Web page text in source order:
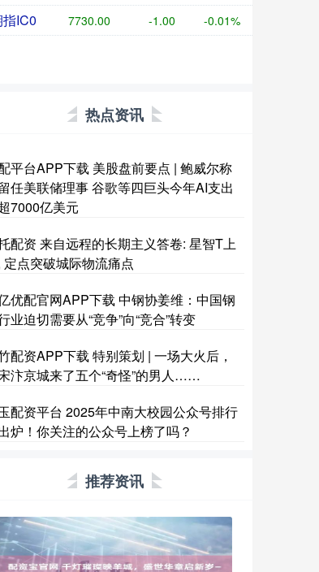
IC0 7730.00 -1.00 -0.01%
热点资讯
平台APP下载 美股盘前要点 | 鲍威尔称
任美联储理事 谷歌等四巨头今年AI支出
7000亿美元
配资 来自远程的长期主义答卷: 星智T上
定点突破城际物流痛点
优配官网APP下载 中钢协姜维：中国钢
业迫切需要从“竞争”向“竞合”转变
配资APP下载 特别策划 | 一场大火后，
汴京城来了五个“奇怪”的男人……
配资平台 2025年中南大校园公众号排行
炉！你关注的公众号上榜了吗？
推荐资讯